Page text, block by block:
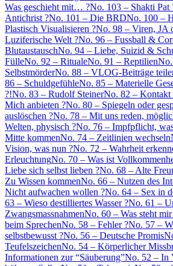
Was geschieht mit… ?No. 103 – Shakti Pat
Antichrist ?No. 101 – Die BRDNo. 100 –
Plastisch Visualisieren ?No. 98 – Viren, JA
Luziferische Welt ?No. 96 – Fussball &
BlutaustauschNo. 94 – Liebe, Suizid &
FülleNo. 92 – RitualeNo. 91 – Reptilien
SelbstmörderNo. 88 – VLOG-Beiträge
86 – SchuldgefühleNo. 85 – Materielle
?!No. 83 – Rudolf SteinerNo. 82 – Kontakt
Mich anbieten ?No. 80 – Spiegeln oder
auslöschen ?No. 78 – Mit uns reden,
Welten, physisch ?No. 76 – Impfpflicht,
Mitte kommenNo. 74 – Zeitlinien wechseln
Vision, was nun ?No. 72 – Wahrheit
ErleuchtungNo. 70 – Was ist
Liebe sich selbst lieben ?No. 68 – Alte
Zu Wissen kommenNo. 66 – Nutzen des
Nicht aufwachen wollen ?No. 64 – Sex in
63 – Wieso destilliertes Wasser ?No. 61 –
ZwangsmassnahmenNo. 60 – Was steht
beim SprechenNo. 58 – Fehler ?No. 57 –
selbstbewusst ?No. 56 – Deutsche Promis
TeufelszeichenNo. 54 – Körperlicher
Informationen zur “Säuberung”No. 52 – In